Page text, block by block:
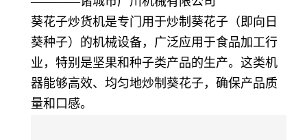
葵花子炒货机是专门用于炒制葵花子（即向日
葵种子）的机械设备，广泛应用于食品加工行
业，特别是坚果和种子类产品的生产。这类机
器能够高效、均匀地炒制葵花子，确保产品质
量和口感。